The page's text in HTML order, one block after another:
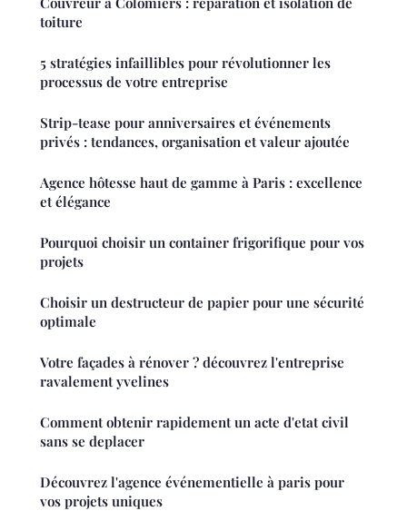
toiture
5 stratégies infaillibles pour révolutionner les
processus de votre entreprise
Strip-tease pour anniversaires et événements
privés : tendances, organisation et valeur ajoutée
Agence hôtesse haut de gamme à Paris : excellence
et élégance
Pourquoi choisir un container frigorifique pour vos
projets
Choisir un destructeur de papier pour une sécurité
optimale
Votre façades à rénover ? découvrez l'entreprise
ravalement yvelines
Comment obtenir rapidement un acte d'etat civil
sans se deplacer
Découvrez l'agence événementielle à paris pour
vos projets uniques